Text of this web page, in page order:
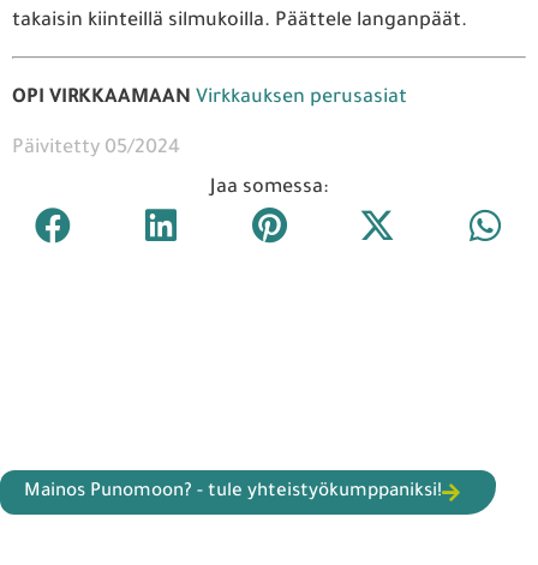
takaisin kiinteillä silmukoilla. Päättele langanpäät.
OPI VIRKKAAMAAN Virkkauksen perusasiat
Päivitetty 05/2024
Jaa somessa:
Mainos Punomoon? - tule yhteistyökumppaniksi!